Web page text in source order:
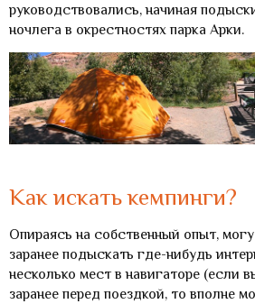
руководствовались, начиная
ночлега в окрестностях парка Арки.
Как искать кемпинги?
Опираясь на собственный опыт,
заранее подыскать где-нибудь
несколько мест в навигаторе (если
заранее перед поездкой, то вполне